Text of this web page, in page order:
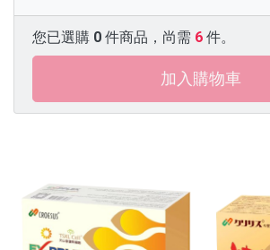
您已選購 0 件商品，尚需 6 件。
加入購物車